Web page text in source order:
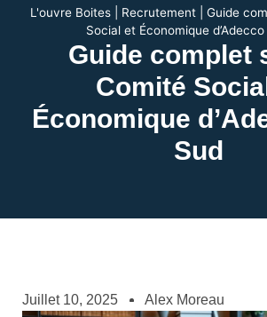
L'ouvre Boites| Recrutement| Guide
Social et Économique
Guide complet
Comité
Économique
Sud
Juillet 10, 2025 Alex Moreau